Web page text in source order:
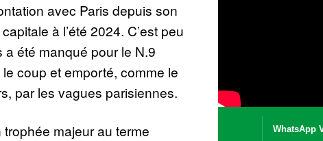
avec Paris depuis son
à l’été 2024. C’est peu
été manqué pour le N.9
coup et emporté, comme le
par les vagues parisiennes.
trophée majeur au terme
WhatsApp